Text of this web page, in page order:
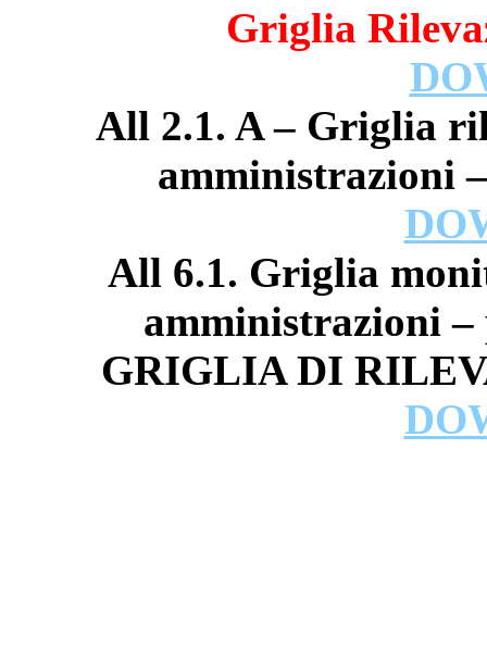
Griglia
All 2.1. A – Griglia
amministrazioni
All 6.1. Griglia
amministrazioni –
GRIGLIA DI